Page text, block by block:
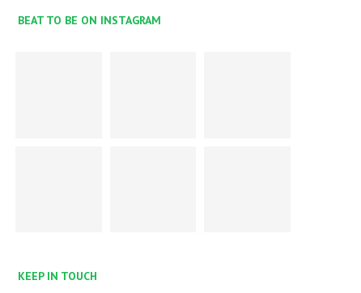
BEAT TO BE ON INSTAGRAM
KEEP IN TOUCH